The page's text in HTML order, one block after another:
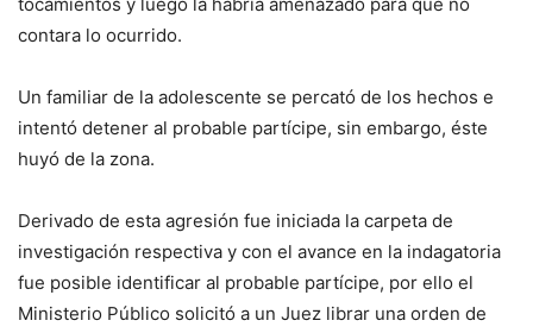
contara lo ocurrido.
Un familiar de la adolescente se percató de los hechos e
intentó detener al probable partícipe, sin embargo, éste
huyó de la zona.
Derivado de esta agresión fue iniciada la carpeta de
investigación respectiva y con el avance en la indagatoria
fue posible identificar al probable partícipe, por ello el
Ministerio Público solicitó a un Juez librar una orden de